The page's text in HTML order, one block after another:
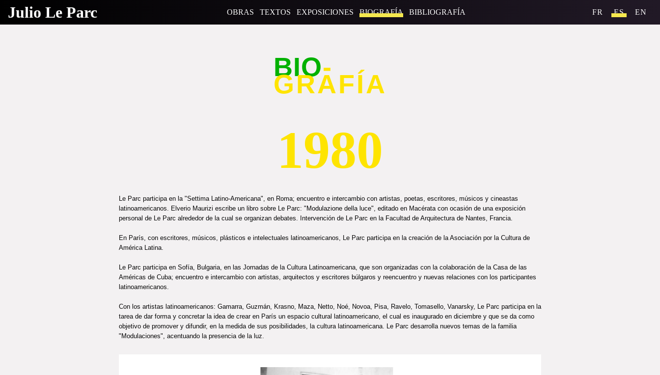
Julio Le Parc OBRAS TEXTOS EXPOSICIONES BIOGRAFÍA BIBLIOGRAFÍA FR ES EN
BIO-
GRAFÍA
1980
Le Parc participa en la "Settima Latino-Americana", en Roma; encuentro e intercambio con artistas, poetas, escritores, músicos y cineastas
latinoamericanos. Elverio Maurizi escribe un libro sobre Le Parc: "Modulazione della luce", editado en Macérata con ocasión de una exposición
personal de Le Parc alrededor de la cual se organizan debates. Intervención de Le Parc en la Facultad de Arquitectura de Nantes, Francia.
En París, con escritores, músicos, plásticos e intelectuales latinoamericanos, Le Parc participa en la creación de la Asociación por la Cultura de
América Latina.
Le Parc participa en Sofía, Bulgaria, en las Jornadas de la Cultura Latinoamericana, que son organizadas con la colaboración de la Casa de las
Américas de Cuba; encuentro e intercambio con artistas, arquitectos y escritores búlgaros y reencuentro y nuevas relaciones con los participantes
latinoamericanos.
Con los artistas latinoamericanos: Gamarra, Guzmán, Krasno, Maza, Netto, Noé, Novoa, Pisa, Ravelo, Tomasello, Vanarsky, Le Parc participa en la
tarea de dar forma y concretar la idea de crear en París un espacio cultural latinoamericano, el cual es inaugurado en diciembre y que se da como
objetivo de promover y difundir, en la medida de sus posibilidades, la cultura latinoamericana. Le Parc desarrolla nuevos temas de la familia
"Modulaciones", acentuando la presencia de la luz.